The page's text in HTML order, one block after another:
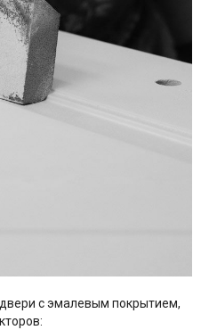
с эмалевым покрытием,